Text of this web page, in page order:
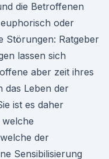
die Betroffenen
oder
Störungen: Ratgeber
lassen sich
aber zeit ihres
das Leben der
ist es daher
der
Sensibilisierung